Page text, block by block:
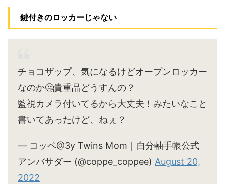
鍵付きのロッカーじゃない
チョコザップ、気になるけどオープンロッカー
なのか🤔貴重品どうすんの？
監視カメラ付いてるから大丈夫！みたいなこと
書いてあったけど、ねぇ？
— コッペ@3y Twins Mom｜自分軸手帳公式
アンバサダー (@coppe_coppee) August 20,
2022